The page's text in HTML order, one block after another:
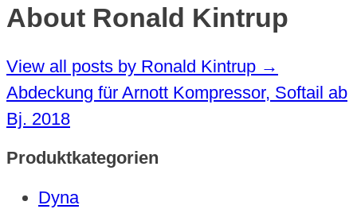
About Ronald Kintrup
View all posts by Ronald Kintrup →
Abdeckung für Arnott Kompressor, Softail ab
Bj. 2018
Produktkategorien
Dyna